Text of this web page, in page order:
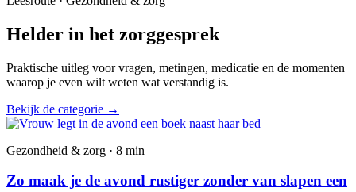
Helder in het zorggesprek
Praktische uitleg voor vragen, metingen, medicatie en de momenten
waarop je even wilt weten wat verstandig is.
Bekijk de categorie →
Gezondheid & zorg · 8 min
Zo maak je de avond rustiger zonder van slapen een